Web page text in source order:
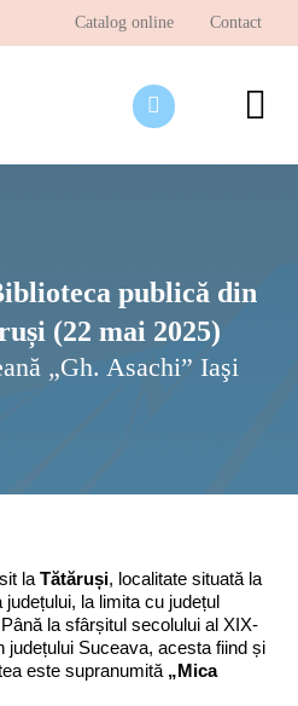
Catalog online Contact
publică din
(22 mai 2025)
„Gh. Asachi” Iaşi
la Tătăruși, localitate situată la
la limita cu județul
la sfârșitul secolului al XIX-
județului Suceava, acesta fiind și
este supranumită „Mica